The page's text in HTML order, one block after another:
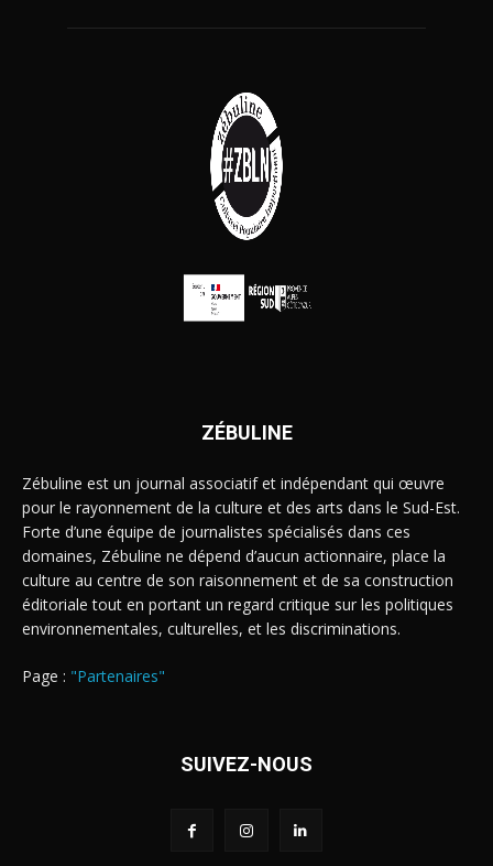
ZÉBULINE
Zébuline est un journal associatif et indépendant qui œuvre
pour le rayonnement de la culture et des arts dans le Sud-Est.
Forte d’une équipe de journalistes spécialisés dans ces
domaines, Zébuline ne dépend d’aucun actionnaire, place la
culture au centre de son raisonnement et de sa construction
éditoriale tout en portant un regard critique sur les politiques
environnementales, culturelles, et les discriminations.
Page : "Partenaires"
SUIVEZ-NOUS